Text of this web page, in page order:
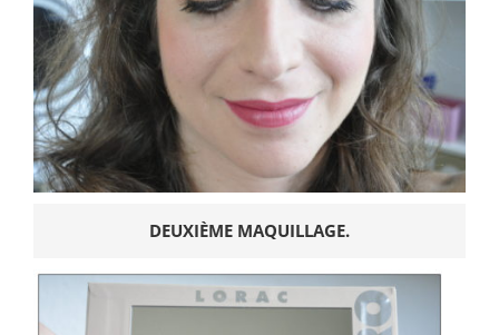
DEUXIÈME MAQUILLAGE.